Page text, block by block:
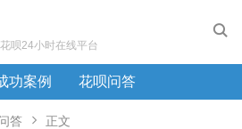

呗24小时在线平台
功案例 花呗问答
答  正文